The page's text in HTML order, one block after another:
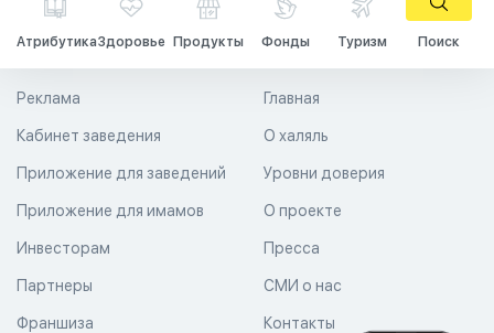
АтрибутикаЗдоровье Продукты Фонды Туризм Поиск
Главная
О халяль
Уровни доверия
Реклама
Кабинет заведения
Приложение для заведений
Приложение для имамов О проекте
Пресса
СМИ о нас
Контакты
Инвесторам
Партнеры
Франшиза